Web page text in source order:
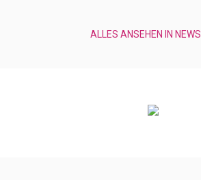
ALLES ANSEHEN IN NEWS